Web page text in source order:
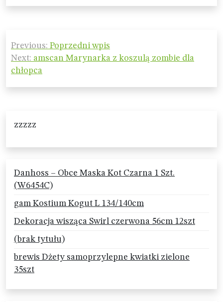
Nawigacja
wpisu
Previous: Poprzedni wpis
Next: amscan Marynarka z koszulą zombie dla
chłopca
zzzzz
Danhoss – Obce Maska Kot Czarna 1 Szt.
(W6454C)
gam Kostium Kogut L 134/140cm
Dekoracja wisząca Swirl czerwona 56cm 12szt
(brak tytułu)
brewis Dżety samoprzylepne kwiatki zielone
35szt